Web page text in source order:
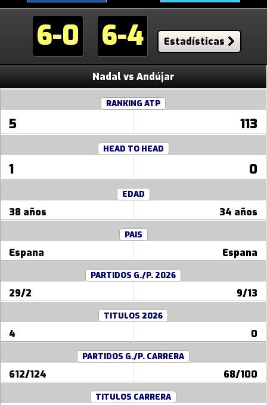
Nadal vs Andújar
RANKING ATP
5 113
HEAD TO HEAD
1 0
EDAD
38 años 34 años
PAIS
Espana Espana
PARTIDOS G./P. 2026
29/2 9/13
TITULOS 2026
4 0
PARTIDOS G./P. CARRERA
612/124 68/100
TITULOS CARRERA
6-0 6-4 Estadísticas